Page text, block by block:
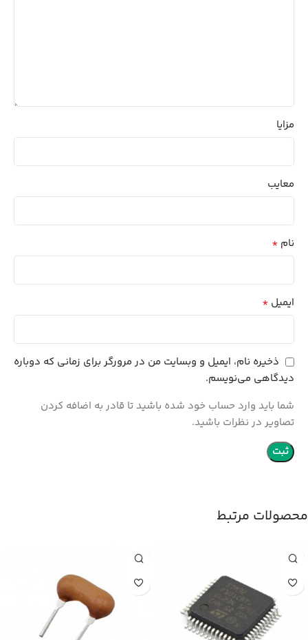
مزایا
معایب
نام *
ایمیل *
ذخیره نام، ایمیل و وبسایت من در مرورگر برای زمانی که دوباره
دیدگاهی می‌نویسم.
شما باید وارد حساب خود شده باشید تا قادر به اضافه کردن
تصاویر در نظرات باشید.
محصولات مرتبط